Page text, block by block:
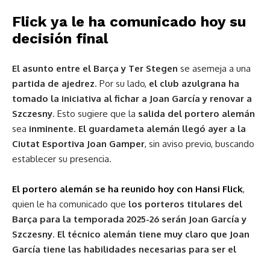
Flick ya le ha comunicado hoy su
decisión final
El asunto entre el Barça y Ter Stegen se asemeja a una
partida de ajedrez. Por su lado, el club azulgrana ha
tomado la iniciativa al fichar a Joan García y renovar a
Szczesny. Esto sugiere que la salida del portero alemán
sea inminente. El guardameta alemán llegó ayer a la
Ciutat Esportiva Joan Gamper, sin aviso previo, buscando
establecer su presencia.
El portero alemán se ha reunido hoy con Hansi Flick,
quien le ha comunicado que los porteros titulares del
Barça para la temporada 2025-26 serán Joan García y
Szczesny. El técnico alemán tiene muy claro que Joan
García tiene las habilidades necesarias para ser el